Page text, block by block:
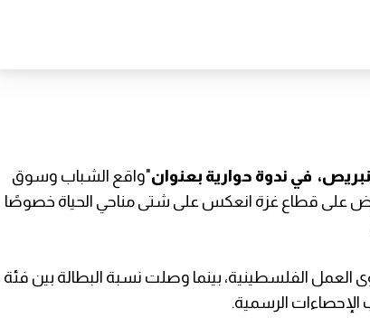
في ندوة حوارية بعنوان"واقع الشباب وسوق
على قطاع غزة انعكس على شتى مناحي الحياة خصوصًا
نسبة البطالة بلغت 46% بين قوى العمل الفلسطينية، بينما وصلت نسبة البطالة بين فئة